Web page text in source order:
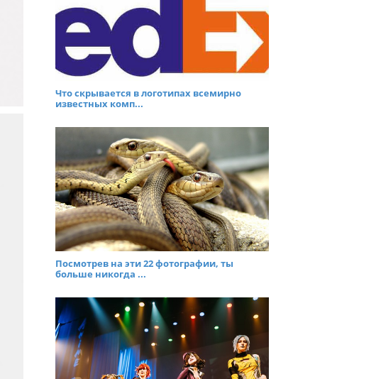
Что скрывается в логотипах всемирно
известных комп...
Посмотрев на эти 22 фотографии, ты
больше никогда ...